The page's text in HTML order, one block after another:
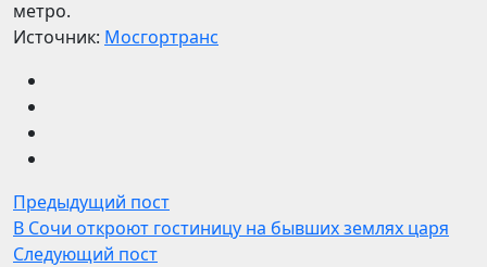
метро.
Источник: Мосгортранс
Предыдущий пост
В Сочи откроют гостиницу на бывших землях царя
Следующий пост